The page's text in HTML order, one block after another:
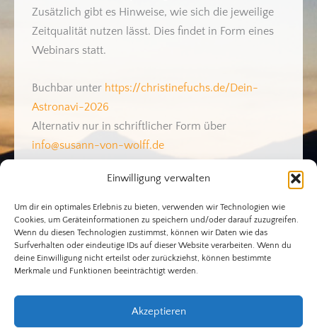
Einwilligung verwalten
Um dir ein optimales Erlebnis zu bieten, verwenden wir Technologien wie
Cookies, um Geräteinformationen zu speichern und/oder darauf zuzugreifen.
Wenn du diesen Technologien zustimmst, können wir Daten wie das
Surfverhalten oder eindeutige IDs auf dieser Website verarbeiten. Wenn du
deine Einwilligung nicht erteilst oder zurückziehst, können bestimmte
Merkmale und Funktionen beeinträchtigt werden.
Akzeptieren
Zusätzlich gibt es Hinweise, wie sich die jeweilige
Zeitqualität nutzen lässt. Dies findet in Form eines
Webinars statt.
Buchbar unter https://christinefuchs.de/Dein-
Astronavi-2026
Alternativ nur in schriftlicher Form über
info@susann-von-wolff.de
Impressum
Datenschutz
Kontakt
Cookie-Richtlinie (EU)